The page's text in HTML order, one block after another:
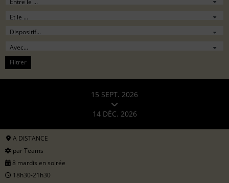
Filtrer
15 SEPT. 2026
14 DÉC. 2026
A DISTANCE
par Teams
8 mardis en soirée
18h30-21h30